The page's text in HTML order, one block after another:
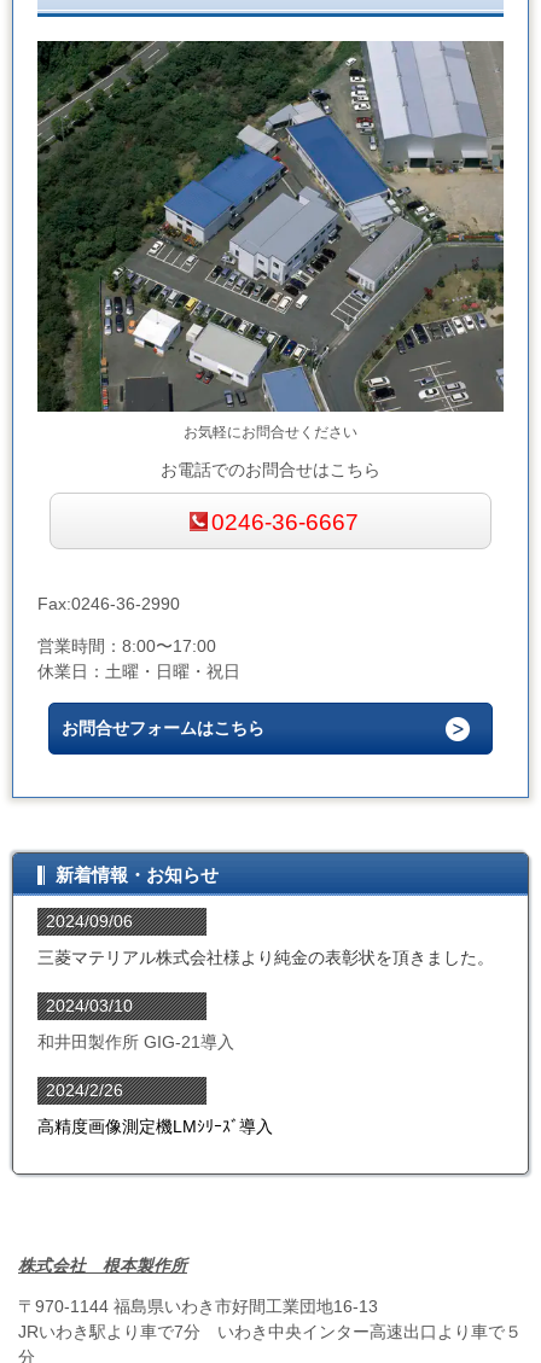
お気軽にお問合せください
お電話でのお問合せはこちら
0246-36-6667
Fax:0246-36-2990
営業時間：8:00〜17:00
休業日：土曜・日曜・祝日
お問合せフォームはこちら
新着情報・お知らせ
2024/09/06
三菱マテリアル株式会社様より純金の表彰状を頂きました。
2024/03/10
和井田製作所 GIG-21導入
2024/2/26
高精度画像測定機LMｼﾘｰｽﾞ導入
株式会社 根本製作所
〒970-1144 福島県いわき市好間工業団地16-13
JRいわき駅より車で7分 いわき中央インター高速出口より車で５
分